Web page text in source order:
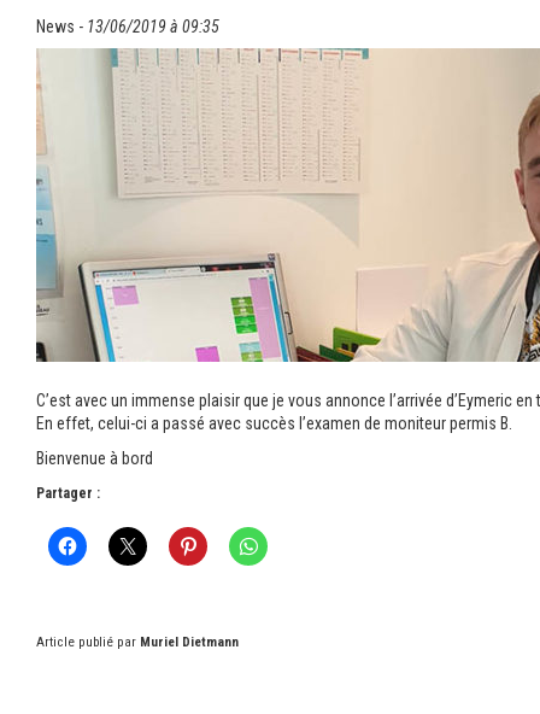
News - 13/06/2019 à 09:35
C’est avec un immense plaisir que je vous annonce l’arrivée d’Eymeric
En effet, celui-ci a passé avec succès l’examen de moniteur permis B.
Bienvenue à bord
Partager :
Article publié par Muriel Dietmann